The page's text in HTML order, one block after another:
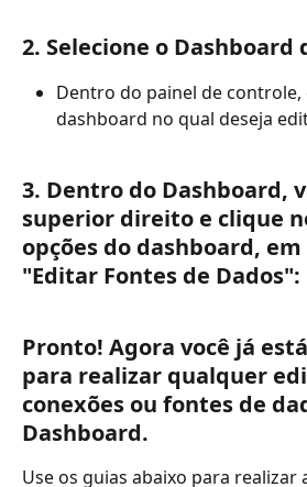
2. Selecione o Dashboard
Dentro do painel de controle,
dashboard no qual deseja
3. Dentro do Dashboard,
superior direito e clique
opções do dashboard,
"Editar Fontes de Dados":
Pronto! Agora você já
para realizar qualquer
conexões ou fontes de
Dashboard.
Use os guias abaixo para realizar